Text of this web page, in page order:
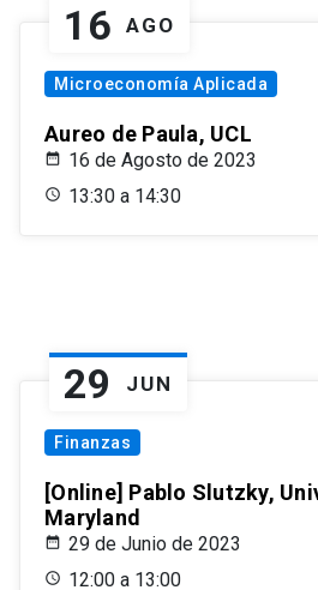
16 AGO
Microeconomía Aplicada
Aureo de Paula, UCL
16 de Agosto de 2023
13:30 a 14:30
29 JUN
Finanzas
[Online] Pablo Slutzky,
Maryland
29 de Junio de 2023
12:00 a 13:00